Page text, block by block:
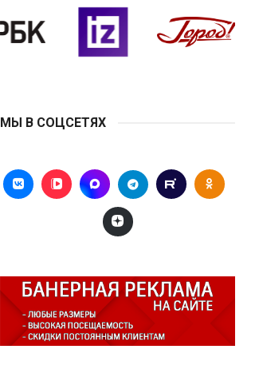
МЫ В СОЦСЕТЯХ